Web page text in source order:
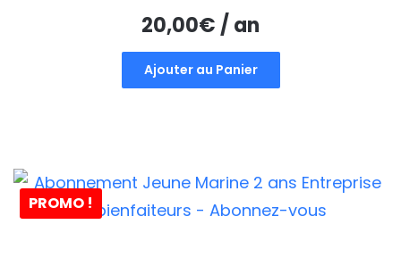
20,00€/ an
Ajouter au Panier
PROMO !